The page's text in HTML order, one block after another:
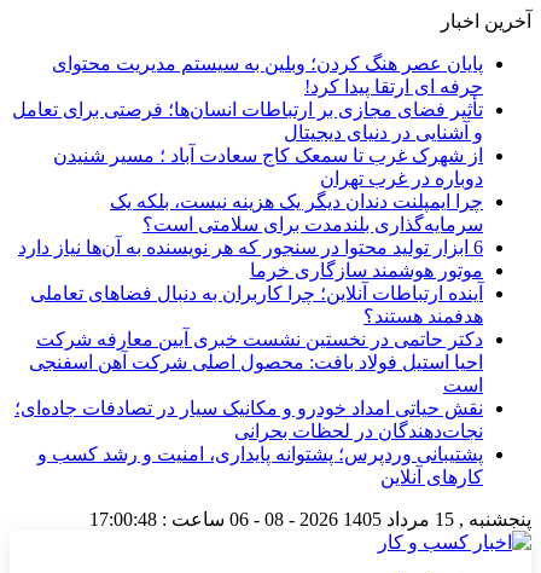
آخرین اخبار
پایان عصر هنگ کردن؛ وبلین به سیستم مدیریت محتوای
حرفه ای ارتقا پیدا کرد!
تأثیر فضای مجازی بر ارتباطات انسان‌ها؛ فرصتی برای تعامل
و آشنایی در دنیای دیجیتال
از شهرک غرب تا سمعک کاج سعادت آباد ؛ مسیر شنیدن
دوباره در غرب تهران
چرا ایمپلنت دندان دیگر یک هزینه نیست، بلکه یک
سرمایه‌گذاری بلندمدت برای سلامتی است؟
6 ابزار تولید محتوا در سنجور که هر نویسنده به آن‌ها نیاز دارد
موتور هوشمند سازگاری خرما
آینده ارتباطات آنلاین؛ چرا کاربران به دنبال فضاهای تعاملی
هدفمند هستند؟
دکتر حاتمی در نخستین نشست خبری آیین معارفه شرکت
احیا استیل فولاد بافت: محصول اصلی شرکت آهن اسفنجی
است
نقش حیاتی امداد خودرو و مکانیک سیار در تصادفات جاده‌ای؛
نجات‌دهندگان در لحظات بحرانی
پشتیبانی وردپرس؛ پشتوانه پایداری، امنیت و رشد کسب‌ و
کارهای آنلاین
پنجشنبه , 15 مرداد 1405 2026 - 08 - 06 ساعت : 17:00:49